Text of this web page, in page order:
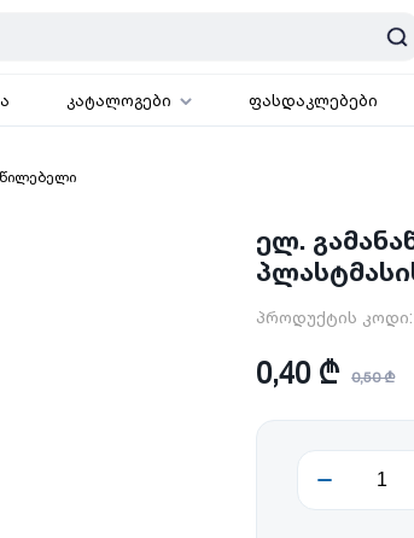
კატალოგები ფასდაკლებები
ელ.
პროდუქტის კოდი:
0,40 ₾ 0,50 ₾